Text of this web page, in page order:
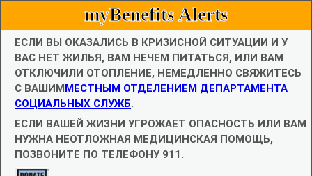
myBenefits Alerts
ЕСЛИ ВЫ ОКАЗАЛИСЬ В КРИЗИСНОЙ СИТУАЦИИ И У
ВАС НЕТ ЖИЛЬЯ, ВАМ НЕЧЕМ ПИТАТЬСЯ, ИЛИ ВАМ
ОТКЛЮЧИЛИ ОТОПЛЕНИЕ, НЕМЕДЛЕННО СВЯЖИТЕСЬ
С ВАШИММЕСТНЫМ ОТДЕЛЕНИЕМ ДЕПАРТАМЕНТА
СОЦИАЛЬНЫХ СЛУЖБ.
ЕСЛИ ВАШЕЙ ЖИЗНИ УГРОЖАЕТ ОПАСНОСТЬ ИЛИ ВАМ
НУЖНА НЕОТЛОЖНАЯ МЕДИЦИНСКАЯ ПОМОЩЬ,
ПОЗВОНИТЕ ПО ТЕЛЕФОНУ 911.